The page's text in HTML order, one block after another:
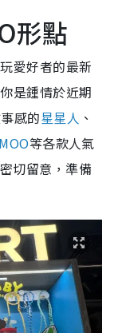
形點
愛好者的最新
是鍾情於近期
感的星星人 、
等各款人氣
切留意，準備